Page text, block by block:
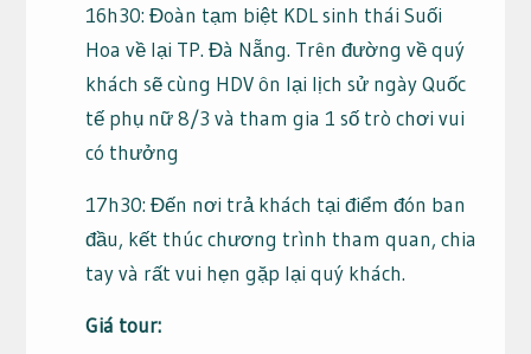
16h30: Đoàn tạm biệt KDL sinh thái Suối
Hoa về lại TP. Đà Nẵng. Trên đường về quý
khách sẽ cùng HDV ôn lại lịch sử ngày Quốc
tế phụ nữ 8/3 và tham gia 1 số trò chơi vui
có thưởng
17h30: Đến nơi trả khách tại điểm đón ban
đầu, kết thúc chương trình tham quan, chia
tay và rất vui hẹn gặp lại quý khách.
Giá tour: